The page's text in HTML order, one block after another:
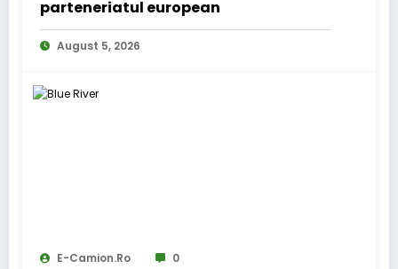
parteneriatul european
August 5, 2026
E-Camion.ro 0